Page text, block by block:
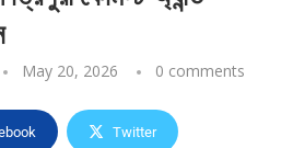
May 20, 2026 0 comments
Twitter